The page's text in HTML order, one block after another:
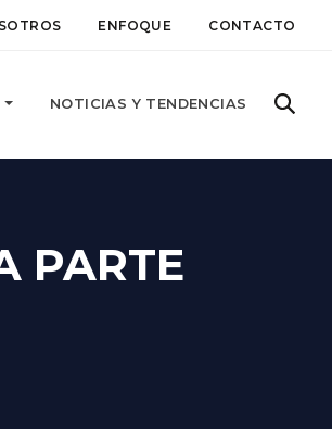
ENFOQUE CONTACTO
NOTICIAS Y TENDENCIAS
PARTE